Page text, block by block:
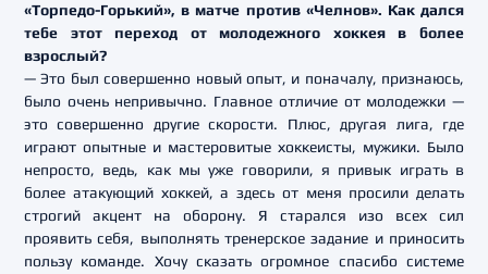
«Торпедо-Горький», в матче против «Челнов». Как дался
тебе этот переход от молодежного хоккея в более
взрослый?
— Это был совершенно новый опыт, и поначалу, признаюсь,
было очень непривычно. Главное отличие от молодежки —
это совершенно другие скорости. Плюс, другая лига, где
играют опытные и мастеровитые хоккеисты, мужики. Было
непросто, ведь, как мы уже говорили, я привык играть в
более атакующий хоккей, а здесь от меня просили делать
строгий акцент на оборону. Я старался изо всех сил
проявить себя, выполнять тренерское задание и приносить
пользу команде. Хочу сказать огромное спасибо системе